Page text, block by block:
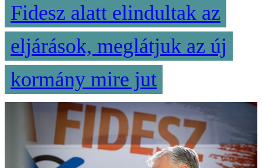
Fidesz alatt elindultak az
eljárások, meglátjuk az új
kormány mire jut